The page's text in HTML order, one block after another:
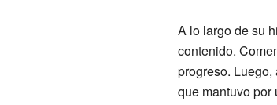
A lo largo de su
contenido.
progreso.
que mantuvo por